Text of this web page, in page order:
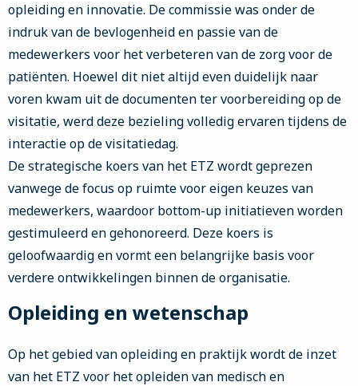
opleiding en innovatie. De commissie was onder de
indruk van de bevlogenheid en passie van de
medewerkers voor het verbeteren van de zorg voor de
patiënten. Hoewel dit niet altijd even duidelijk naar
voren kwam uit de documenten ter voorbereiding op de
visitatie, werd deze bezieling volledig ervaren tijdens de
interactie op de visitatiedag.
De strategische koers van het ETZ wordt geprezen
vanwege de focus op ruimte voor eigen keuzes van
medewerkers, waardoor bottom-up initiatieven worden
gestimuleerd en gehonoreerd. Deze koers is
geloofwaardig en vormt een belangrijke basis voor
verdere ontwikkelingen binnen de organisatie.
Opleiding en wetenschap
Op het gebied van opleiding en praktijk wordt de inzet
van het ETZ voor het opleiden van medisch en